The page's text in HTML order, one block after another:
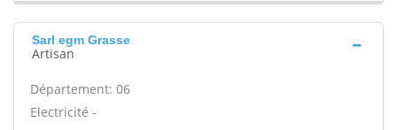
Sarl egm Grasse
Artisan
Département: 06
Electricité -